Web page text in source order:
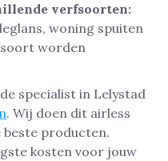
verfsoorten:
woning spuiten
worden
specialist in Lelystad
. Wij doen dit airless
producten.
kosten voor jouw